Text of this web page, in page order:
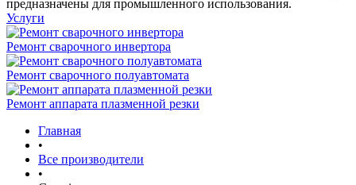
предназначены для промышленного использования.
Услуги
Ремонт сварочного инвертора
Ремонт сварочного полуавтомата
Ремонт аппарата плазменной резки
Главная
•
Все производители
•